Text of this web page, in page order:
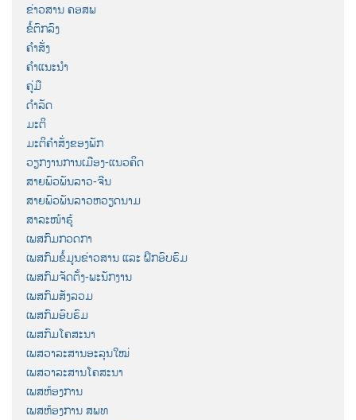
ຂ່າວສານ ຄອສພ
ຂໍ້ຕົກລົງ
ຄຳສັ່ງ
ຄຳແນະນຳ
ຄູ່ມື
ດຳລັດ
ມະຕິ
ມະຕິຄຳສັ່ງຂອງພັກ
ວຽກງານການເມືອງ-ແນວຄິດ
ສາຍພົວພັນລາວ-ຈີນ
ສາຍພົວພັນລາວຫວຽດນາມ
ສາລະໜ້າຮູ້
ເພສກົມກວດກາ
ເພສກົມຂໍ້ມູນຂ່າວສານ ແລະ ຝຶກອົບຮົມ
ເພສກົມຈັດຕັ້ງ-ພະນັກງານ
ເພສກົມສັງລວມ
ເພສກົມອົບຮົມ
ເພສກົມໂຄສະນາ
ເພສວາລະສານອະລຸນໃໝ່
ເພສວາລະສານໂຄສະນາ
ເພສຫ້ອງການ
ເພສຫ້ອງການ ສພທ